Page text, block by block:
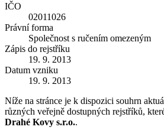
IČO
02011026
Právní forma
Společnost s ručením omezeným
Zápis do rejstříku
19. 9. 2013
Datum vzniku
19. 9. 2013
Níže na stránce je k dispozici souhrn
různých veřejně dostupných rejstříků,
Drahé Kovy s.r.o..